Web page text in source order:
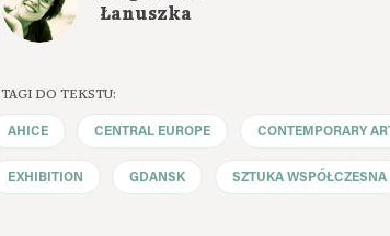
Łanuszka
TAGI DO TEKSTU:
AHICE CENTRAL EUROPE CONTEMPORARY ART
EXHIBITION GDANSK SZTUKA WSPÓŁCZESNA